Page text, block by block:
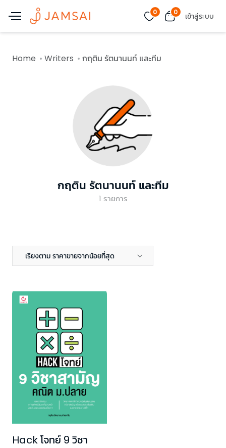
0 0 เข้าสู่ระบบ
Home Writers กฤติน รัตนานนท์ และทีม
กฤติน รัตนานนท์ และทีม
1 รายการ
เรียงตาม ราคาขายจากน้อยที่สุด
Hack โจทย์ 9 วิชา